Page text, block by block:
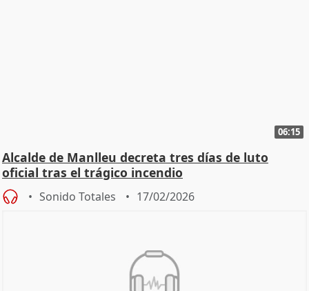
06:15
Alcalde de Manlleu decreta tres días de luto
oficial tras el trágico incendio
Sonido Totales 17/02/2026